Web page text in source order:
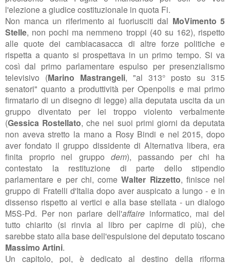
l'elezione a giudice costituzionale in quota Fi.
Non manca un riferimento ai fuoriusciti dal MoVimento 5
Stelle, non pochi ma nemmeno troppi (40 su 162), rispetto
alle quote dei cambiacasacca di altre forze politiche e
rispetta a quanto si prospettava in un primo tempo. Si va
così dal primo parlamentare espulso per presenzialismo
televisivo (Marino Mastrangeli, "al 313° posto su 315
senatori" quanto a produttività per Openpolis e mai primo
firmatario di un disegno di legge) alla deputata uscita da un
gruppo diventato per lei troppo violento verbalmente
(Gessica Rostellato, che nei suoi primi giorni da deputata
non aveva stretto la mano a Rosy Bindi e nel 2015, dopo
aver fondato il gruppo dissidente di Alternativa libera, era
finita proprio nel gruppo dem), passando per chi ha
contestato la restituzione di parte dello stipendio
parlamentare e per chi, comeWalter Rizzetto, finisce nel
gruppo di Fratelli d'Italia dopo aver auspicato a lungo - e in
dissenso rispetto ai vertici e alla base stellata - un dialogo
M5S-Pd. Per non parlare dell'affaireinformatico, mai del
tutto chiarito (si rinvia al libro per capirne di più), che
sarebbe stato alla base dell'espulsione del deputato toscano
Massimo Artini.
Un capitolo, poi, è dedicato al destino della riforma